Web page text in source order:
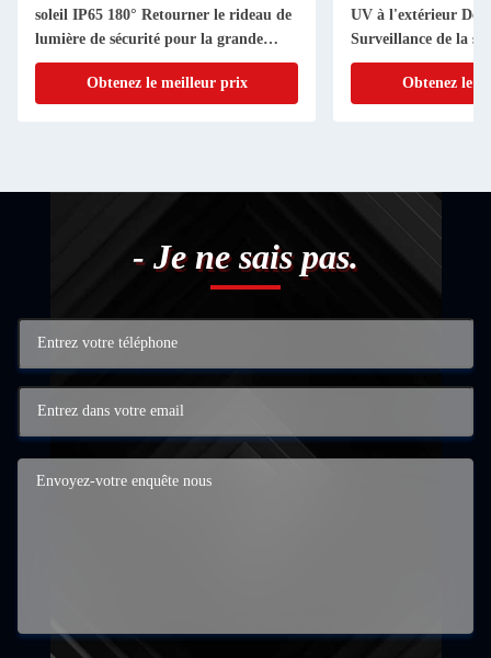
soleil IP65 180° Retourner le rideau de
lumière de sécurité pour la grande
porte industrielle
Obtenez le meilleur prix
UV à l'extérieur
Surveillance de la
Obtenez le
- Je ne sais pas.